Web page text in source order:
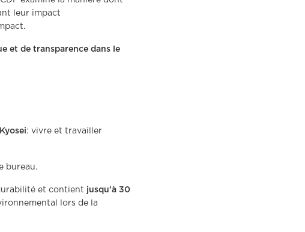
leur impact
et de transparence dans le
: vivre et travailler
bureau.
et contient jusqu'à 30
lors de la